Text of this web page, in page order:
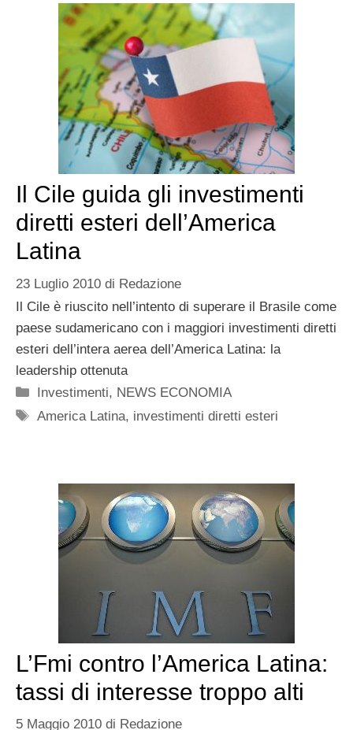
Il Cile guida gli investimenti
diretti esteri dell’America
Latina
23 Luglio 2010 di Redazione
Il Cile è riuscito nell’intento di superare il Brasile come
paese sudamericano con i maggiori investimenti diretti
esteri dell’intera aerea dell’America Latina: la
leadership ottenuta
Categorie
Investimenti, NEWS ECONOMIA
Tag
America Latina, investimenti diretti esteri
L’Fmi contro l’America Latina:
tassi di interesse troppo alti
5 Maggio 2010 di Redazione